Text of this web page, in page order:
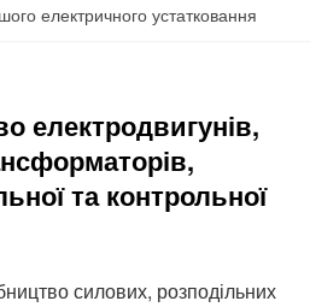
електричного устатковання
електродвигунів,
та контрольної
силових, розподільних